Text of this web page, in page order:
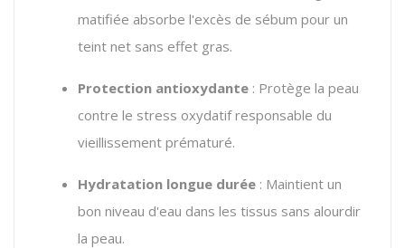
matifiée absorbe l'excès de sébum pour un
teint net sans effet gras.
Protection antioxydante : Protège la peau
contre le stress oxydatif responsable du
vieillissement prématuré.
Hydratation longue durée : Maintient un
bon niveau d'eau dans les tissus sans alourdir
la peau.